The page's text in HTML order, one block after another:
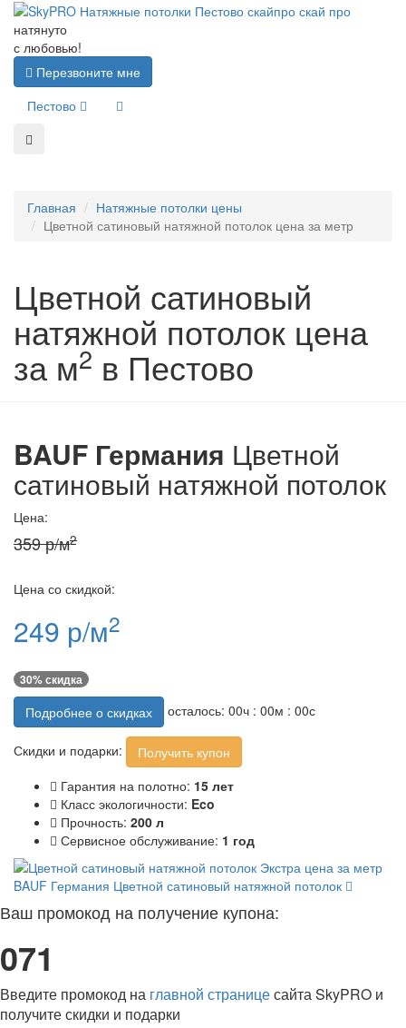
натянуто
с любовью!
Перезвоните мне
Пестово
Главная
Натяжные потолки цены
Цветной сатиновый натяжной потолок цена за метр
Цветной сатиновый
натяжной потолок цена
за м2 в Пестово
BAUF Германия Цветной
сатиновый натяжной потолок
Цена:
359 р/м2
Цена со скидкой:
249 р/м2
30% скидка
Подробнее о скидках осталось: 00ч : 00м : 00с
Скидки и подарки:
Получить купон
Гарантия на полотно: 15 лет
Класс экологичности: Eco
Прочность: 200 л
Сервисное обслуживание: 1 год
BAUF Германия Цветной сатиновый натяжной потолок
Ваш промокод на получение купона:
071
Введите промокод на главной страницесайта SkyPRO и
получите скидки и подарки